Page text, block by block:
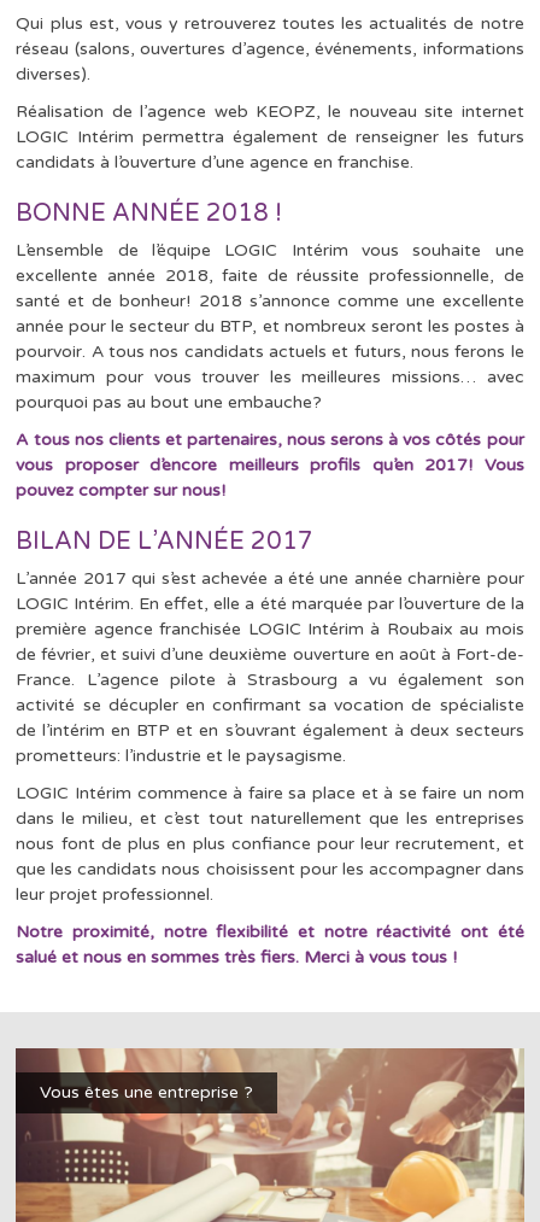
Qui plus est, vous y retrouverez toutes les actualités de notre
réseau (salons, ouvertures d’agence, événements, informations
diverses).
Réalisation de l’agence web KEOPZ, le nouveau site internet
LOGIC Intérim permettra également de renseigner les futurs
candidats à l’ouverture d’une agence en franchise.
BONNE ANNÉE 2018 !
L’ensemble de l’équipe LOGIC Intérim vous souhaite une
excellente année 2018, faite de réussite professionnelle, de
santé et de bonheur! 2018 s’annonce comme une excellente
année pour le secteur du BTP, et nombreux seront les postes à
pourvoir. A tous nos candidats actuels et futurs, nous ferons le
maximum pour vous trouver les meilleures missions… avec
pourquoi pas au bout une embauche?
A tous nos clients et partenaires, nous serons à vos côtés pour
vous proposer d’encore meilleurs profils qu’en 2017! Vous
pouvez compter sur nous!
BILAN DE L’ANNÉE 2017
L’année 2017 qui s’est achevée a été une année charnière pour
LOGIC Intérim. En effet, elle a été marquée par l’ouverture de la
première agence franchisée LOGIC Intérim à Roubaix au mois
de février, et suivi d’une deuxième ouverture en août à Fort-de-
France. L’agence pilote à Strasbourg a vu également son
activité se décupler en confirmant sa vocation de spécialiste
de l’intérim en BTP et en s’ouvrant également à deux secteurs
prometteurs: l’industrie et le paysagisme.
LOGIC Intérim commence à faire sa place et à se faire un nom
dans le milieu, et c’est tout naturellement que les entreprises
nous font de plus en plus confiance pour leur recrutement, et
que les candidats nous choisissent pour les accompagner dans
leur projet professionnel.
Notre proximité, notre flexibilité et notre réactivité ont été
salué et nous en sommes très fiers. Merci à vous tous !
Vous êtes une entreprise ?